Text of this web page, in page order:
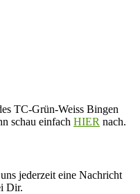
TC-Grün-Weiss Bingen
schau einfach HIER nach.
jederzeit eine Nachricht
Dir.